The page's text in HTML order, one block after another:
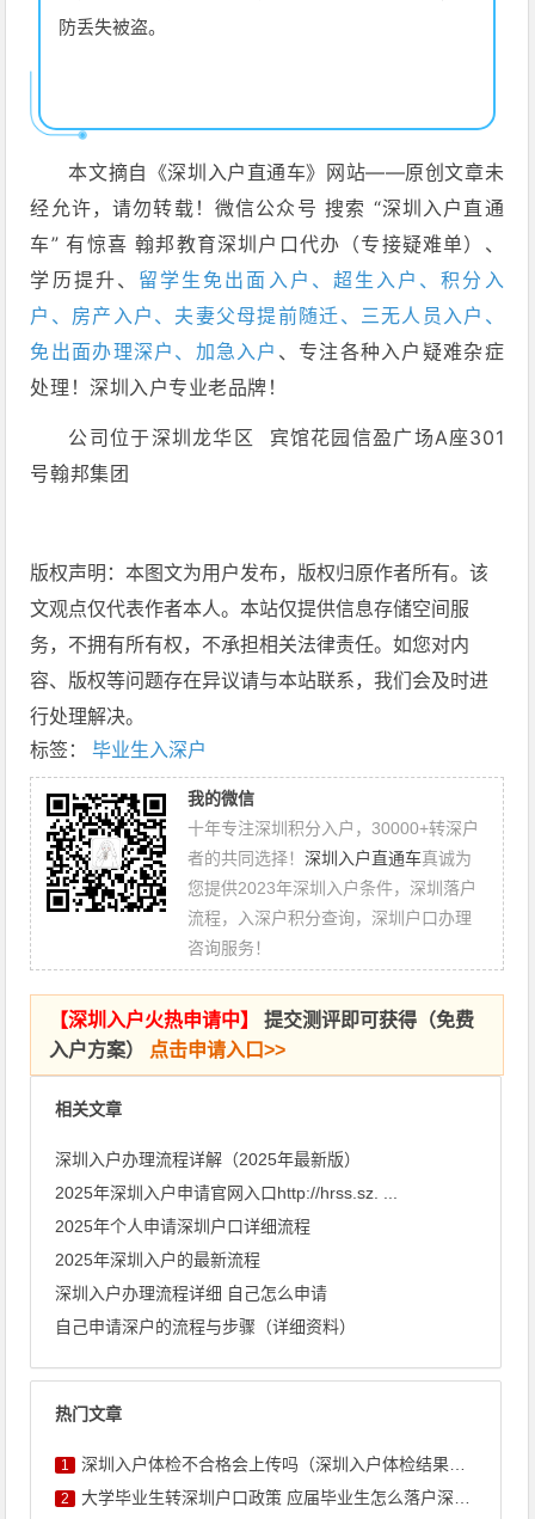
防丢失被盗。
本文摘自《深圳入户直通车》网站——原创文章未
经允许，请勿转载！微信公众号 搜索 “深圳入户直通
车” 有惊喜 翰邦教育深圳户口代办（专接疑难单）、
学历提升、 留学生免出面入户、超生入户、积分入
户、房产入户、夫妻父母提前随迁、三无人员入户、
免出面办理深户、加急入户 、专注各种入户疑难杂症
处理！深圳入户专业老品牌！
公司位于深圳龙华区 宾馆花园信盈广场A座301
号翰邦集团
版权声明：本图文为用户发布，版权归原作者所有。该
文观点仅代表作者本人。本站仅提供信息存储空间服
务，不拥有所有权，不承担相关法律责任。如您对内
容、版权等问题存在异议请与本站联系，我们会及时进
行处理解决。
标签：毕业生入深户
我的微信
十年专注深圳积分入户，30000+转深户
者的共同选择！ 深圳入户直通车真诚为
您提供2023年深圳入户条件，深圳落户
流程，入深户积分查询，深圳户口办理
咨询服务！
【深圳入户火热申请中】
提交测评即可获得（免费
入户方案）
点击申请入口>>
相关文章
深圳入户办理流程详解（2025年最新版）
2025年深圳入户申请官网入口http://hrss.sz. ...
2025年个人申请深圳户口详细流程
​2025年深圳入户的最新流程
深圳入户办理流程详细 自己怎么申请
自己申请深户的流程与步骤（详细资料）
热门文章
1 深圳入户体检不合格会上传吗（深圳入户体检结果不合格怎么办）
2 大学毕业生转深圳户口政策 应届毕业生怎么落户深圳流程